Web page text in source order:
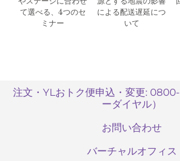
て選べる、4つのセ
ミナー
による配送遅延につ
いて
注文・YLおトク便申込・変更:
ーダイヤル）
お問い合わせ
バーチャルオフィス